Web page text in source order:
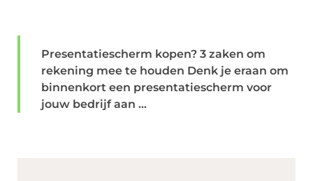
Presentatiescherm kopen? 3 zaken om
rekening mee te houden Denk je eraan om
binnenkort een presentatiescherm voor
jouw bedrijf aan ...